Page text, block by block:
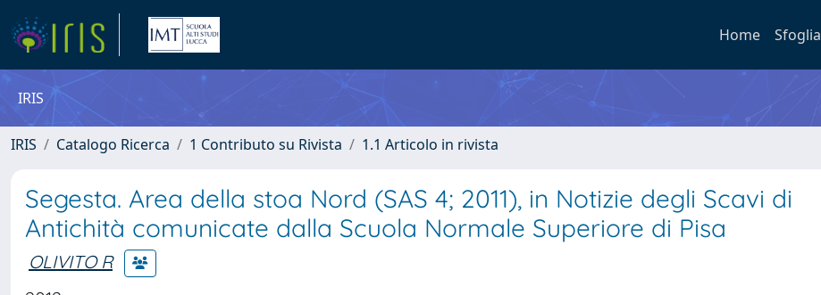
Home Sfoglia
IRIS
IRIS Catalogo Ricerca 1 Contributo su Rivista 1.1 Articolo in rivista
Segesta. Area della stoa Nord (SAS 4; 2011), in Notizie degli Scavi di
Antichità comunicate dalla Scuola Normale Superiore di Pisa
OLIVITO R